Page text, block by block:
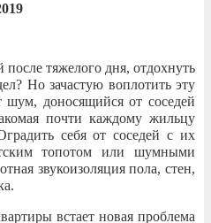
тяжелого дня, отдохнуть
Но зачастую воплотить эту
шум, доносящийся от соседей
почти каждому жильцу
себя от соседей с их
топотом или шумными
звукоизоляция пола, стен,
встает новая проблема